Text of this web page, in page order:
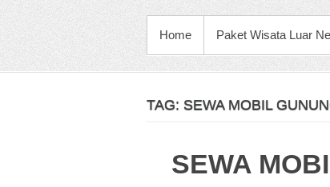
PRIMARY MENU
Home Paket Wisata Luar
TAG: SEWA MOBIL
SEWA